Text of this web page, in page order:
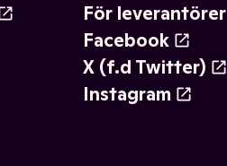
För leverantörer
Facebook
X (f.d Twitter)
Instagram